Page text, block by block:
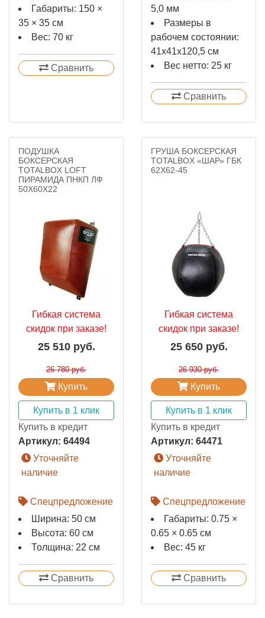
Габариты: 150 ×
35 × 35 см
Вес: 70 кг
Сравнить
5,0 мм
Размеры в
рабочем состоянии:
41x41x120,5 см
Вес нетто: 25 кг
Сравнить
ПОДУШКА
БОКСЕРСКАЯ
TOTALBOX LOFT
ПИРАМИДА ПНКП ЛФ
50Х60Х22
Гибкая система
скидок при заказе!
25 510 руб.
26 780 руб.
Купить
Купить в 1 клик
Купить в кредит
Артикул: 64494
Уточняйте
наличие
Спецпредложение
Ширина: 50 см
Высота: 60 см
Толщина: 22 см
Сравнить
ГРУША БОКСЕРСКАЯ
TOTALBOX «ШАР» ГБК
62Х62-45
Гибкая система
скидок при заказе!
25 650 руб.
26 930 руб.
Купить
Купить в 1 клик
Купить в кредит
Артикул: 64471
Уточняйте
наличие
Спецпредложение
Габариты: 0.75 ×
0.65 × 0.65 см
Вес: 45 кг
Сравнить